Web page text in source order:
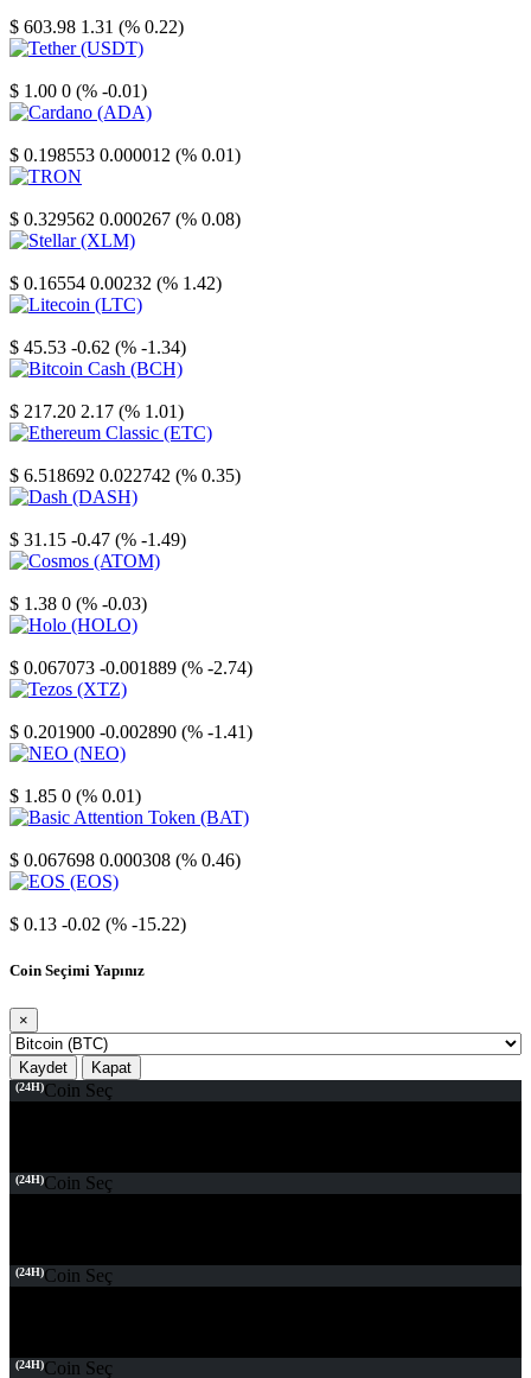
$ 603.98 1.31 (% 0.22)
$ 1.00 0 (% -0.01)
$ 0.198553 0.000012 (% 0.01)
$ 0.329562 0.000267 (% 0.08)
$ 0.16554 0.00232 (% 1.42)
$ 45.53 -0.62 (% -1.34)
$ 217.20 2.17 (% 1.01)
$ 6.518692 0.022742 (% 0.35)
$ 31.15 -0.47 (% -1.49)
$ 1.38 0 (% -0.03)
$ 0.067073 -0.001889 (% -2.74)
$ 0.201900 -0.002890 (% -1.41)
$ 1.85 0 (% 0.01)
$ 0.067698 0.000308 (% 0.46)
$ 0.13 -0.02 (% -15.22)
Coin Seçimi Yapınız
×
Kaydet Kapat
(24H)Coin Seç
(24H)Coin Seç
(24H)Coin Seç
(24H)Coin Seç